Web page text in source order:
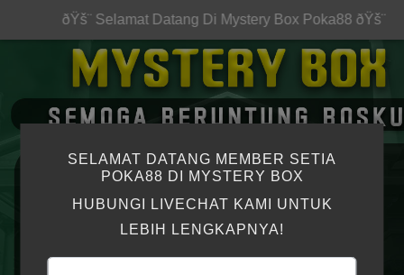
ðŸš¨ Selamat Datang Di Mystery Box Poka88 ðŸš¨
SELAMAT DATANG MEMBER SETIA
POKA88 DI MYSTERY BOX
HUBUNGI LIVECHAT KAMI UNTUK
LEBIH LENGKAPNYA!
qm***** 20,000.00 Berhasil